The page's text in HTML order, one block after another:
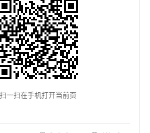
扫一扫在手机打开当前页